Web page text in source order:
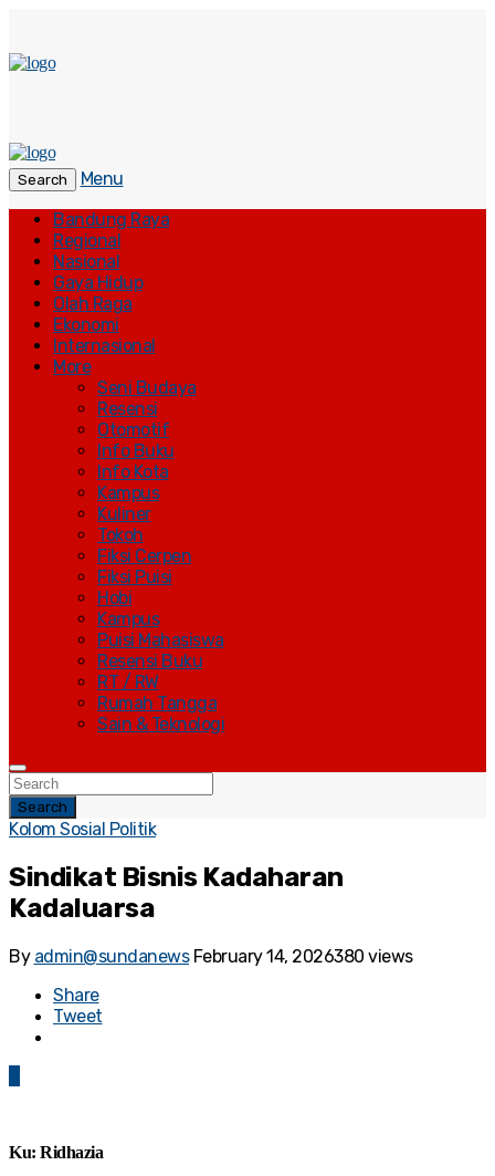
Search
Menu
Bandung Raya
Regional
Nasional
Gaya Hidup
Olah Raga
Ekonomi
Internasional
More
Seni Budaya
Resensi
Otomotif
Info Buku
Info Kota
Kampus
Kuliner
Tokoh
Fiksi Cerpen
Fiksi Puisi
Hobi
Kampus
Puisi Mahasiswa
Resensi Buku
RT / RW
Rumah Tangga
Sain & Teknologi
Search
Kolom Sosial Politik
Sindikat Bisnis Kadaharan
Kadaluarsa
By admin@sundanews February 14, 2026380 views
Share
Tweet
Ku: Ridhazia